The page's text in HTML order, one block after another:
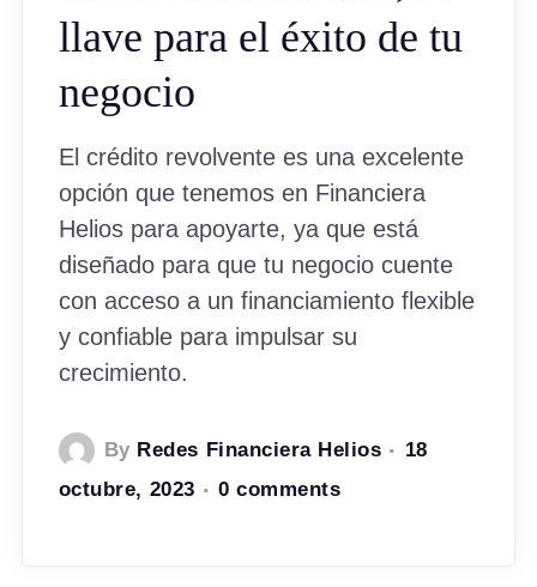
llave para el éxito de tu
negocio
El crédito revolvente es una excelente
opción que tenemos en Financiera
Helios para apoyarte, ya que está
diseñado para que tu negocio cuente
con acceso a un financiamiento flexible
y confiable para impulsar su
crecimiento.
By Redes Financiera Helios
18
octubre, 2023
0 comments